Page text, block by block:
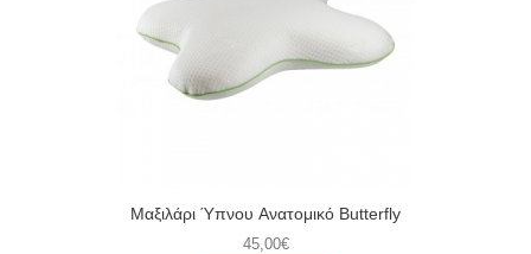
Μαξιλάρι Ύπνου Aνατομικό Butterfly
45,00€